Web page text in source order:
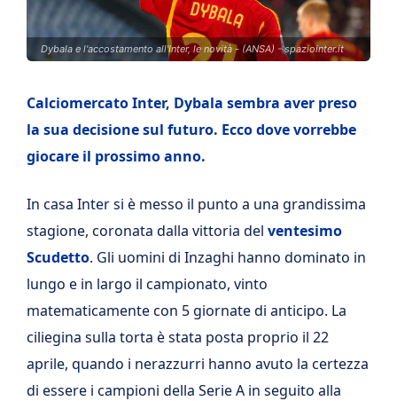
Dybala e l'accostamento all'Inter, le novità - (ANSA) - spaziointer.it
Calciomercato Inter, Dybala sembra aver preso
la sua decisione sul futuro. Ecco dove vorrebbe
giocare il prossimo anno.
In casa Inter si è messo il punto a una grandissima
stagione, coronata dalla vittoria del ventesimo
Scudetto. Gli uomini di Inzaghi hanno dominato in
lungo e in largo il campionato, vinto
matematicamente con 5 giornate di anticipo. La
ciliegina sulla torta è stata posta proprio il 22
aprile, quando i nerazzurri hanno avuto la certezza
di essere i campioni della Serie A in seguito alla